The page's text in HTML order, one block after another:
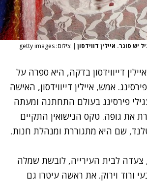
יש סוגר. איילין דווידסון | צילום: getty images
דייווידסון בדקה, היא ספרה על
עגילי פירסינג. אמש, איילין דייווידסון, האישה
פירסינג בעולם התחתנה ומעתה
את גופה. טקס הנישואין התקיים
שם היא מתגוררת ומנהלת חנות.
בת ה-42, צעדה לבית העירייה, לובשת שמלה
ורוד וירוק. את ראשה עיטרו גם